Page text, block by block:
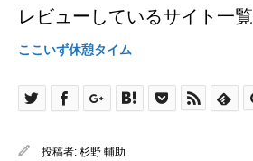
レビューしているサイト一覧
ここいず休憩タイム
投稿者: 杉野 輔助